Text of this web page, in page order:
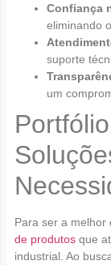
Confiança
eliminando
suporte
um
Para ser a melhor
de produtos que
industrial. Ao